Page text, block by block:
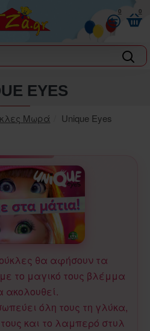
0 0
Μωρά Unique Eyes
EYES
θα αφήσουν τα
το μαγικό τους βλέμμα
ακολουθεί.
όλη τους τη γλύκα,
και το λαμπερό στυλ